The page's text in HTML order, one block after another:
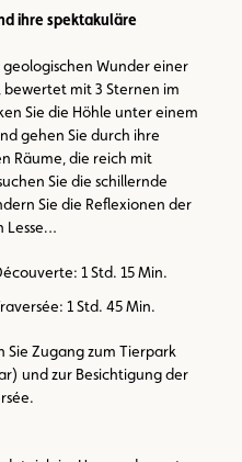
ihre spektakuläre
geologischen Wunder einer
bewertet mit 3 Sternen im
Sie die Höhle unter einem
gehen Sie durch ihre
Räume, die reich mit
Sie die schillernde
Sie die Reflexionen der
Lesse…
1 Std. 15 Min.
1 Std. 45 Min.
Sie Zugang zum Tierpark
und zur Besichtigung der